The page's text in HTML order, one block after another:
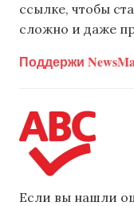
ссылке, чтобы
сложно и даже
Поддержи
Если вы нашли